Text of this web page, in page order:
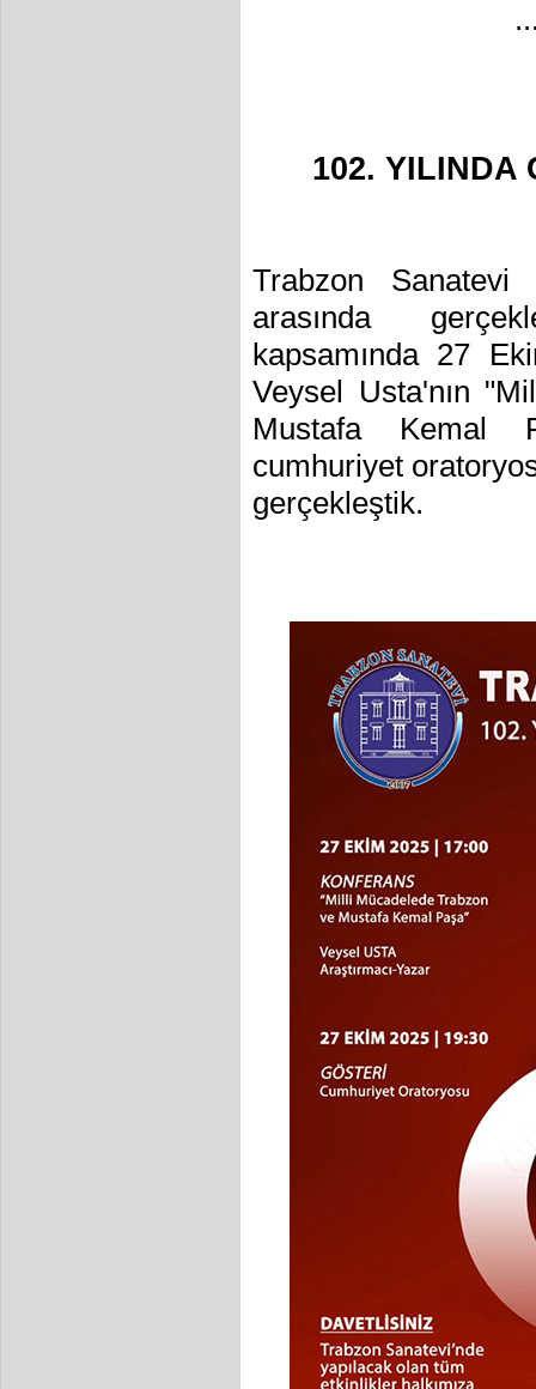
102. YILINDA
Trabzon
arasında
kapsamında 27
Veysel Usta'nın
Mustafa Kemal
cumhuriyet
gerçekleştik.